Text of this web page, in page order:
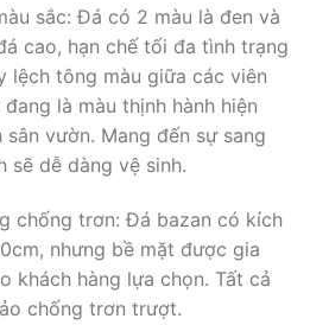
sắc: Đá có 2 màu là đen và
cao, hạn chế tối đa tình trạng
lệch tông màu giữa các viên
là màu thịnh hành hiện
vườn. Mang đến sự sang
sẽ dễ dàng vệ sinh.
chống trơn: Đá bazan có kích
nhưng bề mặt được gia
khách hàng lựa chọn. Tất cả
chống trơn trượt.